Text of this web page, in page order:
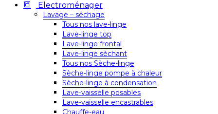
Electroménager
Lavage – séchage
Tous nos lave-linge
Lave-linge top
Lave-linge frontal
Lave-linge séchant
Tous nos Sèche-linge
Sèche-linge pompe à chaleur
Sèche-linge à condensation
Lave-vaisselle posables
Lave-vaisselle encastrables
Chauffe-eau